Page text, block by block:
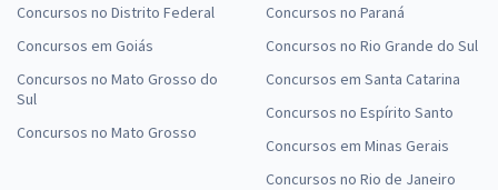
Concursos no Distrito Federal
Concursos em Goiás
Concursos no Mato Grosso do
Sul
Concursos no Mato Grosso
Concursos no Paraná
Concursos no Rio Grande do Sul
Concursos em Santa Catarina
Concursos no Espírito Santo
Concursos em Minas Gerais
Concursos no Rio de Janeiro